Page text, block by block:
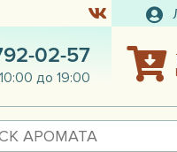
02-57
до 19:00